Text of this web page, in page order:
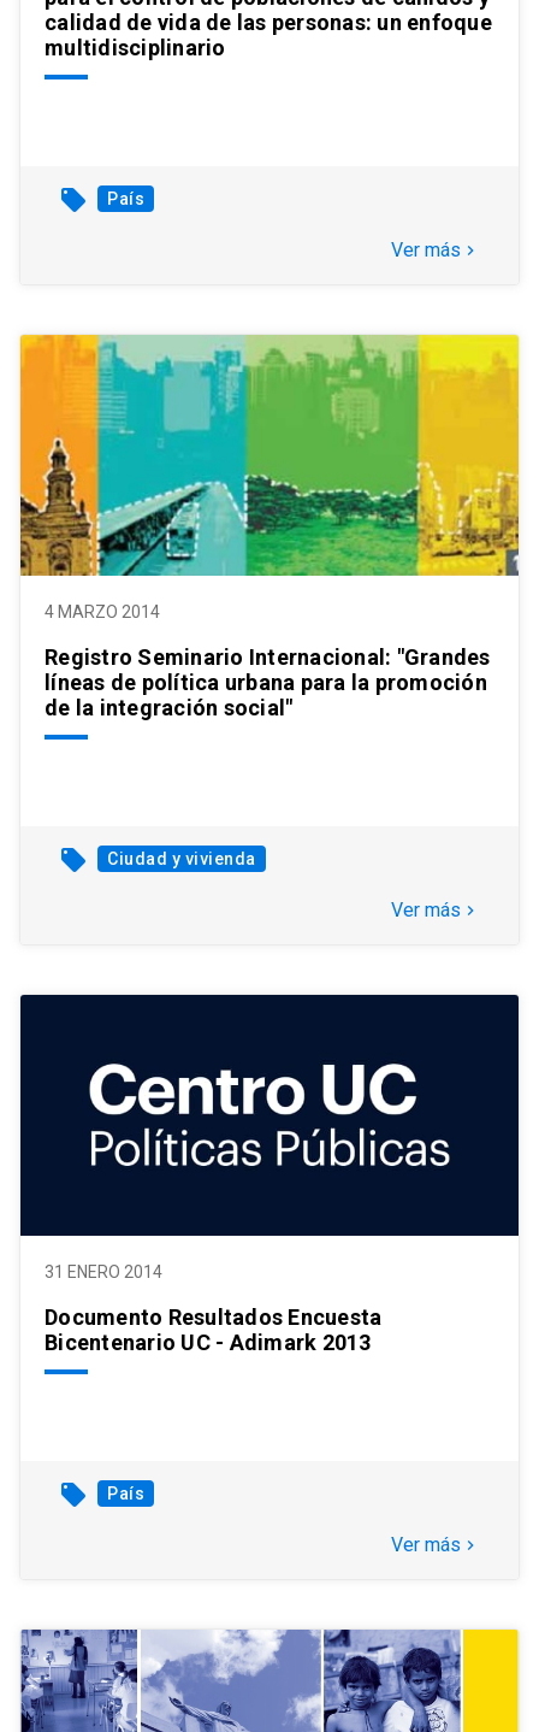
calidad de vida de las personas: un enfoque
multidisciplinario
local_offer País
Ver más keyboard_arrow_right
4 MARZO 2014
Registro Seminario Internacional: "Grandes
líneas de política urbana para la promoción
de la integración social"
local_offer Ciudad y vivienda
Ver más keyboard_arrow_right
31 ENERO 2014
Documento Resultados Encuesta
Bicentenario UC - Adimark 2013
local_offer País
Ver más keyboard_arrow_right